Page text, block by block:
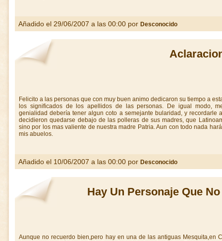
Añadido el 29/06/2007 a las 00:00 por Desconocido
Felicito a las personas que con muy buen animo dedicaron su tiempo a
los significados de los apellidos de las personas. De igual modo,
genialidad debería tener algun coto a semejante bularidad, y recordarle
decidieron quedarse debajo de las polleras de sus madres, que
sino por los mas valiente de nuestra madre Patria. Aun con todo nada
mis abuelos.
Añadido el 10/06/2007 a las 00:00 por Desconocido
Hay Un Personaje Que
Aunque no recuerdo bien,pero hay en una de las antiguas Mesquita,en